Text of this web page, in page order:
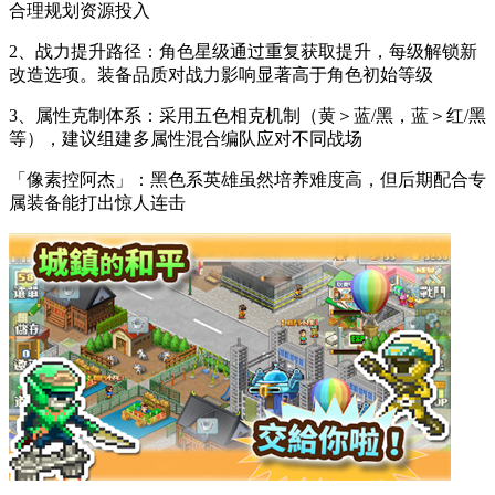
合理规划资源投入
2、战力提升路径：角色星级通过重复获取提升，每级解锁新
改造选项。装备品质对战力影响显著高于角色初始等级
3、属性克制体系：采用五色相克机制（黄＞蓝/黑，蓝＞红/黑
等），建议组建多属性混合编队应对不同战场
「像素控阿杰」：黑色系英雄虽然培养难度高，但后期配合专
属装备能打出惊人连击